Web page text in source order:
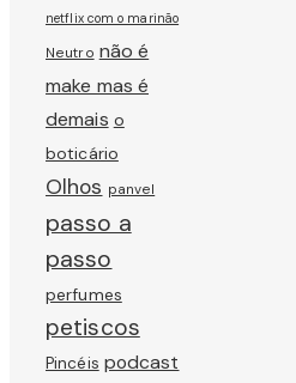
netflix com o marinão
Neutro não é
make mas é
demais o
boticário
Olhos panvel
passo a
passo
perfumes
petiscos
Pincéis podcast